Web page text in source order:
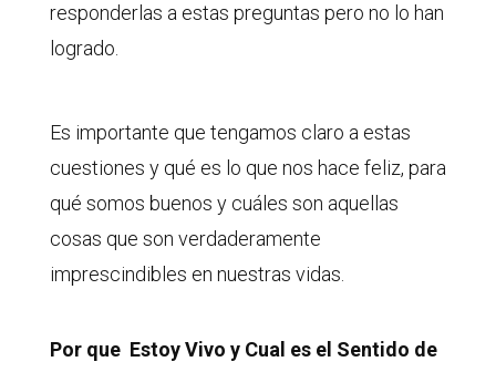
responderlas a estas preguntas pero no lo han
logrado.
Es importante que tengamos claro a estas
cuestiones y qué es lo que nos hace feliz, para
qué somos buenos y cuáles son aquellas
cosas que son verdaderamente
imprescindibles en nuestras vidas.
Por que Estoy Vivo y Cual es el Sentido de